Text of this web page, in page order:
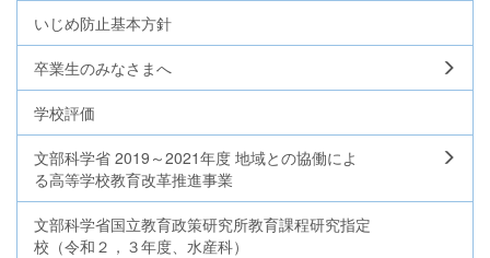
いじめ防止基本方針
卒業生のみなさまへ
学校評価
文部科学省 2019～2021年度 地域との協働によ
る高等学校教育改革推進事業
文部科学省国立教育政策研究所教育課程研究指定
校（令和２，３年度、水産科）